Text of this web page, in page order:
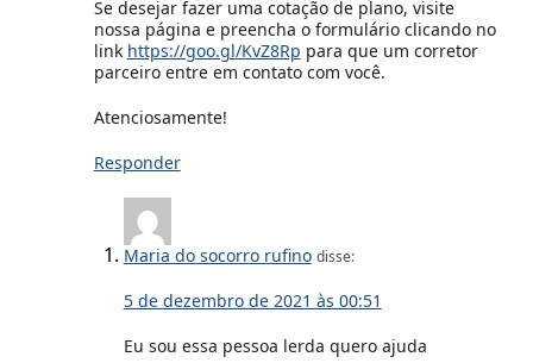
Se desejar fazer uma cotação de plano, visite
nossa página e preencha o formulário clicando no
link https://goo.gl/KvZ8Rp para que um corretor
parceiro entre em contato com você.
Atenciosamente!
Responder
Maria do socorro rufino disse:
5 de dezembro de 2021 às 00:51
Eu sou essa pessoa lerda quero ajuda